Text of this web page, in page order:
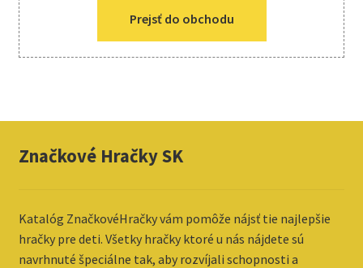
Prejsť do obchodu
Značkové Hračky SK
Katalóg ZnačkovéHračky vám pomôže nájsť tie najlepšie
hračky pre deti. Všetky hračky ktoré u nás nájdete sú
navrhnuté špeciálne tak, aby rozvíjali schopnosti a